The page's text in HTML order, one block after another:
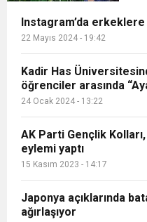
Instagram’da
22 Mayıs 2024 - 19:42
Kadir Has
öğrenciler arasında
24 Ocak 2024 - 13:22
AK Parti Gençlik
eylemi yaptı
15 Kasım 2023 - 14:17
Japonya açıklarında
ağırlaşıyor